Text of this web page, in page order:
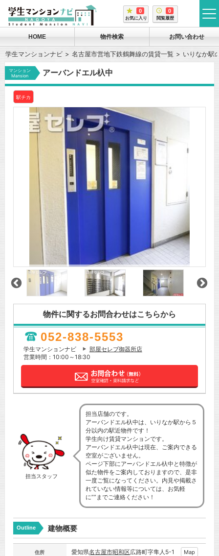
0
お気に入り
0
閲覧履歴
HOME 物件検索 お問い合わせ
学生マンションナビ 名古屋市営地下鉄鶴舞線の賃貸一覧 いりなか駅
マンション
Mansion
アーバンドエル杁中
駅チカ
物件に関するお問合わせはこちらから
052-838-5553
学生マンションナビ
部屋セレブ御器所店
営業時間：10:00～18:30
担当スタッフ
担当店舗のです。
アーバンドエル杁中は、いりなか駅から５
分以内の駅近物件です！
学生向け賃貸マンションです。
アーバンドエル杁中は現在、ご案内できる
空室がございません。
ページ下部にアーバンドエル杁中と特徴が
似た物件をご案内しておりますので、是非
一度ご覧になってください。内見や掲載さ
れていない情報等については、お気軽
に””までご連絡ください！
Outline 建物概要
住所 愛知県名古屋市昭和区広路町字隼人5-1 Map